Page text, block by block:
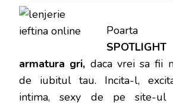
Poarta
armatura gri, daca vrei sa fii
de iubitul tau. Incita-l,
intima, sexy de pe site-ul